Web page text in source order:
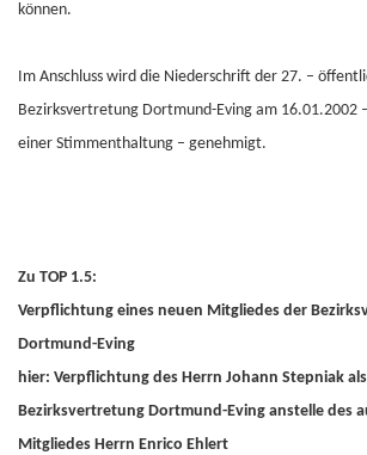
können.
Im Anschluss wird die Niederschrift der 27. –
Bezirksvertretung Dortmund-Eving am 16.01.2002
einer Stimmenthaltung – genehmigt.
Zu TOP 1.5:
Verpflichtung eines neuen Mitgliedes der
Dortmund-Eving
hier: Verpflichtung des Herrn Johann Stepniak
Bezirksvertretung Dortmund-Eving anstelle des
Mitgliedes Herrn Enrico Ehlert